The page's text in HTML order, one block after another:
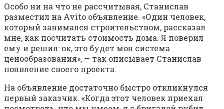
Особо ни на что не рассчитывая, Станислав
разместил на Avito объявление. «Один человек,
который занимался строительством, рассказал
мне, как посчитать стоимость дома. Я поверил
ему и решил: ок, это будет моя система
ценообразования», — так описывает Станислав
появление своего проекта.
На объявление достаточно быстро откликнулся
первый заказчик. «Когда этот человек приехал